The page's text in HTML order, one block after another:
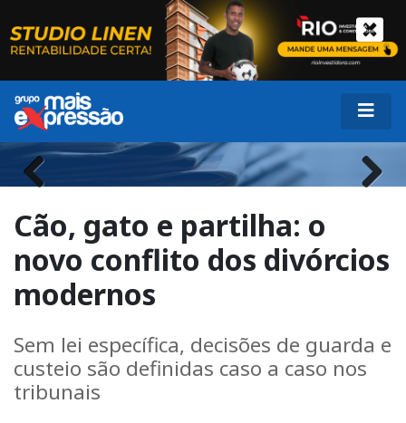
Previous Next
Cão, gato e partilha: o
novo conflito dos divórcios
modernos